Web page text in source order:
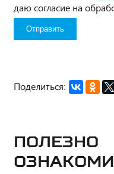
даю согласие на
Поделиться:
Полезно